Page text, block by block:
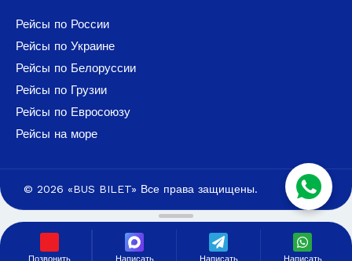
Рейсы по России
Рейсы по Украине
Рейсы по Белоруссии
Рейсы по Грузии
Рейсы по Евросоюзу
Рейсы на море
© 2026 «BUS BILET» Все права защищены.